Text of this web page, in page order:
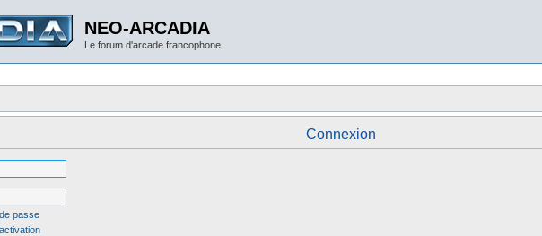
NEO-ARCADIA
Le forum d'arcade francophone
Connexion
passe